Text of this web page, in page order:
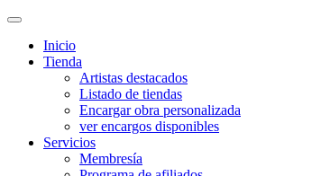
Inicio
Tienda
Artistas destacados
Listado de tiendas
Encargar obra personalizada
ver encargos disponibles
Servicios
Membresía